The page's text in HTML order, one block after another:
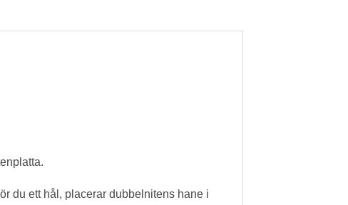
du ett hål, placerar dubbelnitens hane i